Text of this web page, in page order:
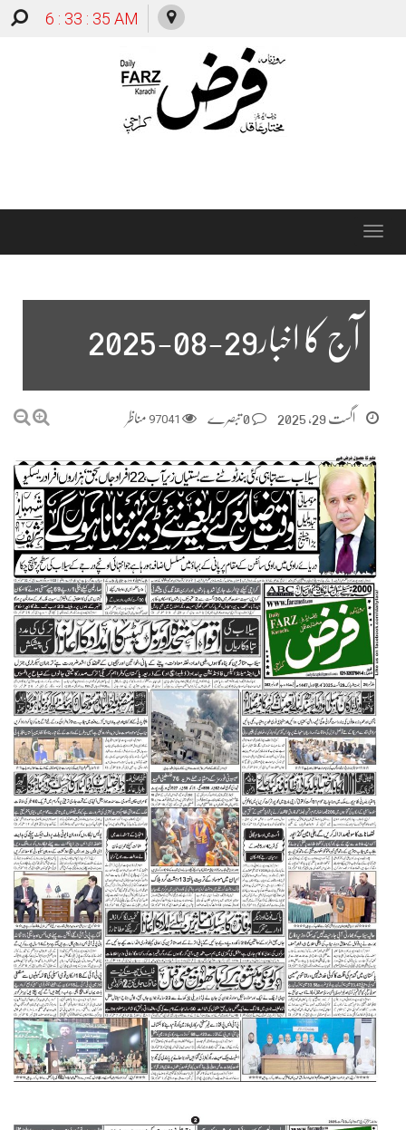
6 : 33 : 36 AM
Toggle
آج کا اخبار29-08-2025
اگست 29, 2025 97041 مناظر